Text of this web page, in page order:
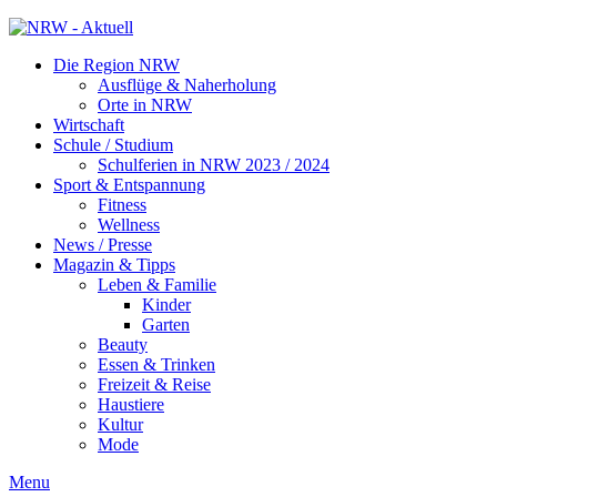
Die Region NRW
Ausflüge & Naherholung
Orte in NRW
Wirtschaft
Schule / Studium
Schulferien in NRW 2023 / 2024
Sport & Entspannung
Fitness
Wellness
News / Presse
Magazin & Tipps
Leben & Familie
Kinder
Garten
Beauty
Essen & Trinken
Freizeit & Reise
Haustiere
Kultur
Mode
Menu